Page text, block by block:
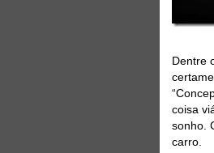
Dentre
coisa
sonho.
carro.